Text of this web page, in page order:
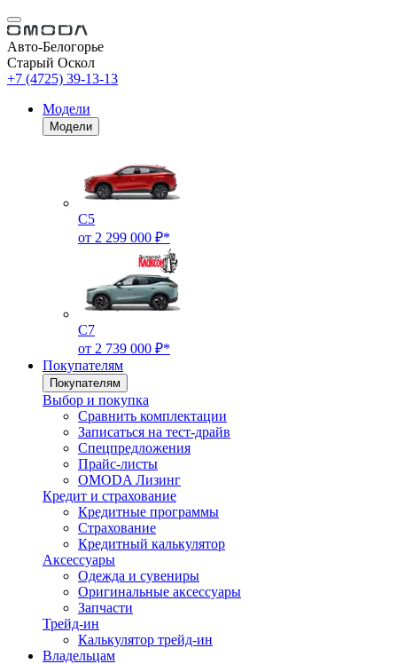
Авто-Белогорье
Старый Оскол
+7 (4725) 39-13-13
Модели
Модели
C5
от 2 299 000 ₽*
C7
от 2 739 000 ₽*
Покупателям
Покупателям
Выбор и покупка
Сравнить комплектации
Записаться на тест-драйв
Cпецпредложения
Прайс-листы
OMODA Лизинг
Кредит и страхование
Кредитные программы
Страхование
Кредитный калькулятор
Аксессуары
Одежда и сувениры
Оригинальные аксессуары
Запчасти
Трейд-ин
Калькулятор трейд-ин
Владельцам